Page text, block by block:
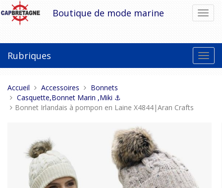
Aller
au
contenu
la
Boutique de mode marine
la
Rubriques
Vous
êtes
ici :
Accueil Accessoires
Bonnets
Casquette,Bonnet Marin ,Miki ⚓
Bonnet Irlandais à pompon en Laine X4844|Aran Crafts